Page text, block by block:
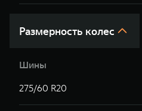
Размерность колес
Шины
275/60 R20